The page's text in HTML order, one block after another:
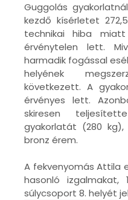
Guggolás
kezdő kísérletet
technikai hiba
érvénytelen lett.
harmadik fogással
helyének
következett. A
érvényes lett.
skiresen
gyakorlatát (280
bronz érem.
A fekvenyomás
hasonló
súlycsoport 8. helyét